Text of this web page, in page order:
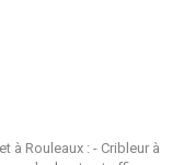
à Rouleaux : - Cribleur à